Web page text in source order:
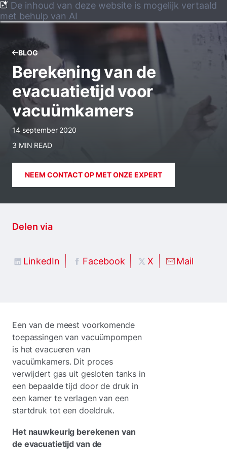
De inhoud van deze website is mogelijk vertaald
met behulp van AI
BLOG
Berekening van de
evacuatietijd voor
vacuümkamers
14 september 2020
3 MIN READ
NEEM CONTACT OP MET ONZE EXPERT
Delen via
LinkedIn Facebook X Mail
Een van de meest voorkomende
toepassingen van vacuümpompen
is het evacueren van
vacuümkamers. Dit proces
verwijdert gas uit gesloten tanks in
een bepaalde tijd door de druk in
een kamer te verlagen van een
startdruk tot een doeldruk.
Het nauwkeurig berekenen van
de evacuatietijd van de